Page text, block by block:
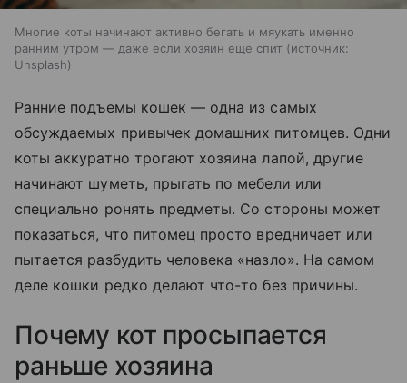
Многие коты начинают активно бегать и мяукать именно
ранним утром — даже если хозяин еще спит
источник:
Unsplash
Ранние подъемы кошек — одна из самых
обсуждаемых привычек домашних питомцев. Одни
коты аккуратно трогают хозяина лапой, другие
начинают шуметь, прыгать по мебели или
специально ронять предметы. Со стороны может
показаться, что питомец просто вредничает или
пытается разбудить человека «назло». На самом
деле кошки редко делают что-то без причины.
Почему кот просыпается
раньше хозяина